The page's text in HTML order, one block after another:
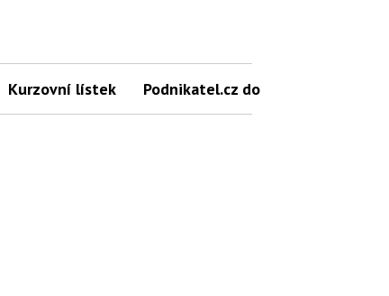
Kurzovní lístek Podnikatel.cz do mailu